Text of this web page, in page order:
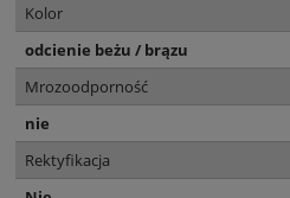
Kolor
odcienie beżu / brązu
Mrozoodporność
nie
Rektyfikacja